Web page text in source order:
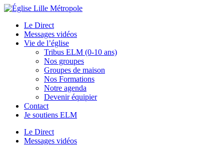
Le Direct
Messages vidéos
Vie de l’église
Tribus ELM (0-10 ans)
Nos groupes
Groupes de maison
Nos Formations
Notre agenda
Devenir équipier
Contact
Je soutiens ELM
Le Direct
Messages vidéos